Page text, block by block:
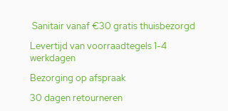
Sanitair vanaf €30 gratis thuisbezorgd
Levertijd van voorraadtegels 1-4
werkdagen
Bezorging op afspraak
30 dagen retourneren